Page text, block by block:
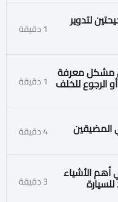
لتدوير 1 دقيقة
مشكل معرفة
الرجوع للخلف 1 دقيقة
4 دقيقة
٫هده هي أهم الأشياء 3 دقيقة